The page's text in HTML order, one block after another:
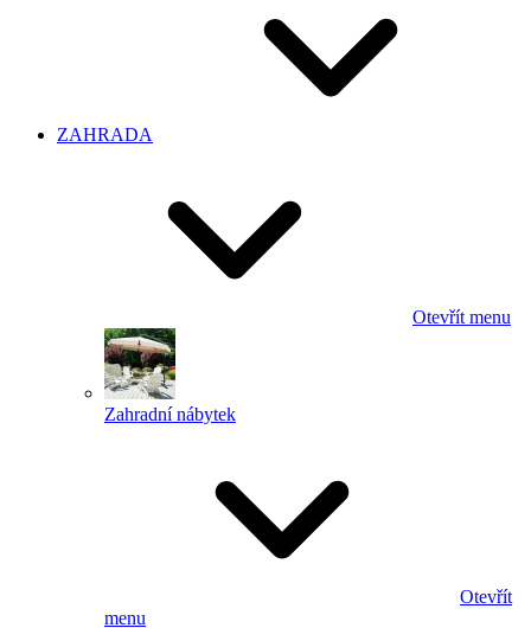
ZAHRADA
Otevřít menu
Zahradní nábytek
Otevřít
menu